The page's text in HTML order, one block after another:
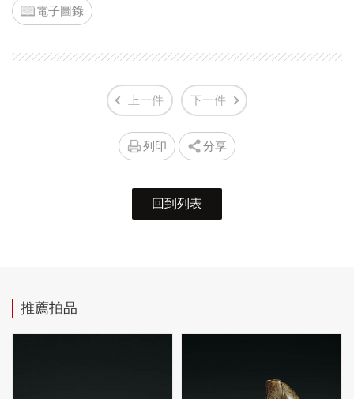
電子圖錄
上一件 下一件
列印 分享
回到列表
推薦拍品